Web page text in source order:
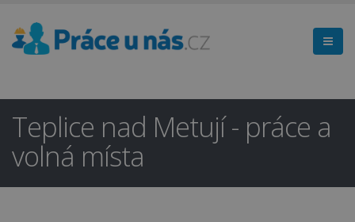
Teplice nad Metují - práce a
volná místa
×
Hledáte práci